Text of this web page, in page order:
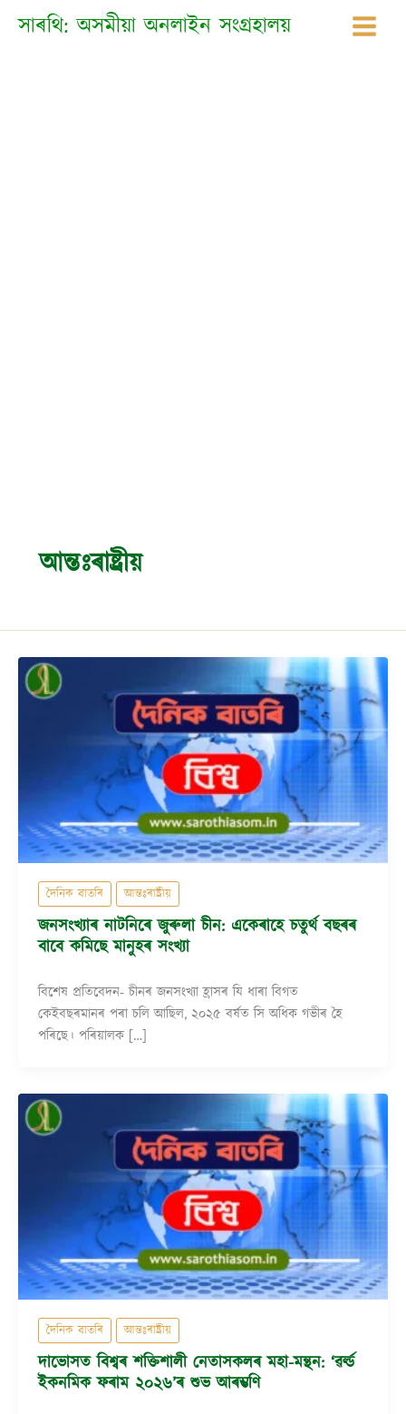
সাৰথি: অসমীয়া অনলাইন সংগ্ৰহালয়
আন্তঃৰাষ্ট্ৰীয়
দৈনিক বাতৰি আন্তঃৰাষ্ট্ৰীয়
জনসংখ্যাৰ নাটনিৰে জুৰুলা চীন: একেৰাহে চতুৰ্থ বছৰৰ
বাবে কমিছে মানুহৰ সংখ্যা
বিশেষ প্ৰতিবেদন- চীনৰ জনসংখ্যা হ্ৰাসৰ যি ধাৰা বিগত
কেইবছৰমানৰ পৰা চলি আছিল, ২০২৫ বৰ্ষত সি অধিক গভীৰ হৈ
পৰিছে। পৰিয়ালক […]
দৈনিক বাতৰি আন্তঃৰাষ্ট্ৰীয়
দাভোসত বিশ্বৰ শক্তিশালী নেতাসকলৰ মহা-মন্থন: ‘ৱৰ্ল্ড
ইকনমিক ফৰাম ২০২৬’ৰ শুভ আৰম্ভণি